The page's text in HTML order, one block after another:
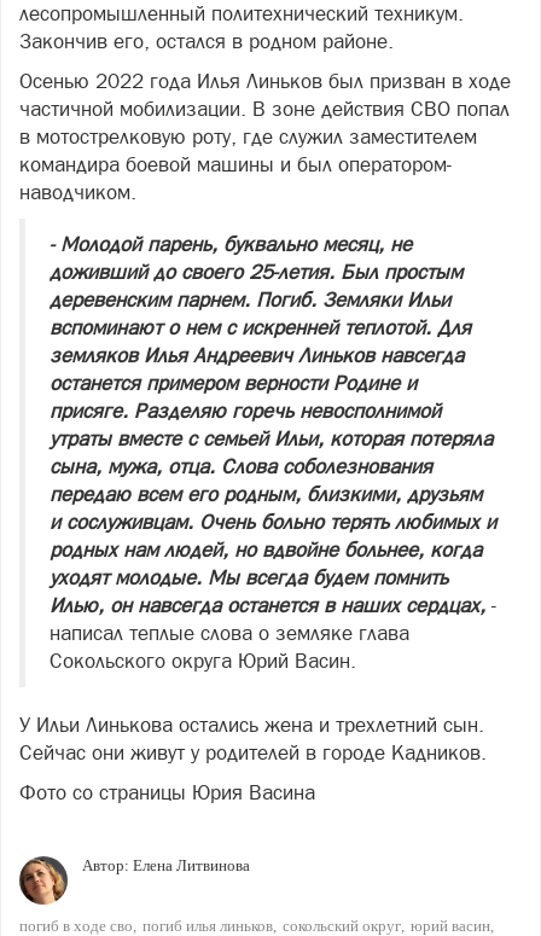
лесопромышленный политехнический техникум.
Закончив его, остался в родном районе.
Осенью 2022 года Илья Линьков был призван в ходе
частичной мобилизации. В зоне действия СВО попал
в мотострелковую роту, где служил заместителем
командира боевой машины и был оператором-
наводчиком.
- Молодой парень, буквально месяц, не
доживший до своего 25-летия. Был простым
деревенским парнем. Погиб. Земляки Ильи
вспоминают о нем с искренней теплотой. Для
земляков Илья Андреевич Линьков навсегда
останется примером верности Родине и
присяге. Разделяю горечь невосполнимой
утраты вместе с семьей Ильи, которая потеряла
сына, мужа, отца. Слова соболезнования
передаю всем его родным, близкими, друзьям
и сослуживцам. Очень больно терять любимых и
родных нам людей, но вдвойне больнее, когда
уходят молодые. Мы всегда будем помнить
Илью, он навсегда останется в наших сердцах, -
написал теплые слова о земляке глава
Сокольского округа Юрий Васин.
У Ильи Линькова остались жена и трехлетний сын.
Сейчас они живут у родителей в городе Кадников.
Фото со страницы Юрия Васина
Автор: Елена Литвинова
погиб в ходе сво погиб илья линьков сокольский округ юрий васин